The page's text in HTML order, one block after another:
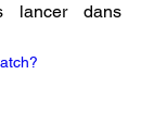
lancer dans